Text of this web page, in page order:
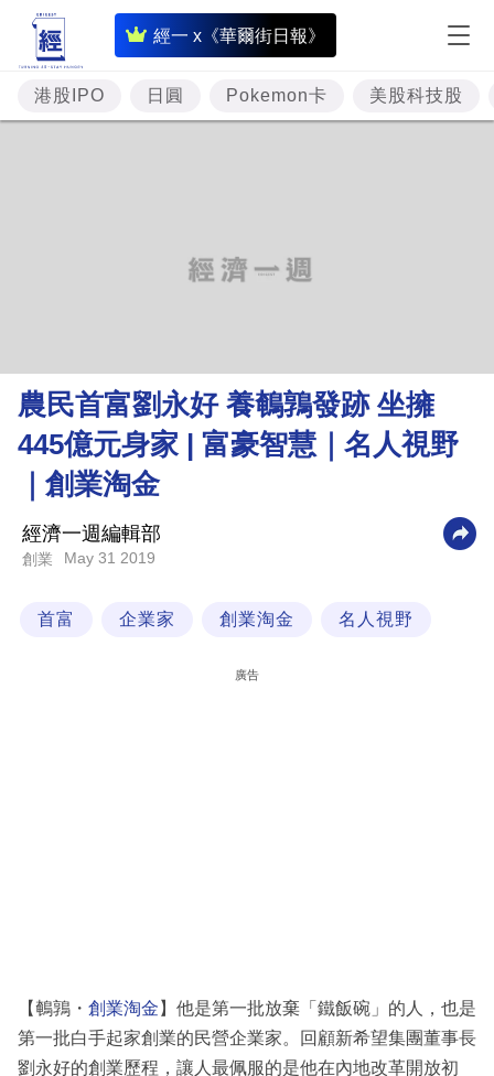
經一 x《華爾街日報》
即
時
財
經
理
財
商
業
科
技
場
港股IPO 日圓 Pokemon卡 美股科技股
農民首富劉永好 養鵪鶉發跡 坐擁
445億元身家 | 富豪智慧｜名人視野
｜創業淘金
經濟一週編輯部
創業 May 31 2019
首富 企業家 創業淘金 名人視野
廣告
【鵪鶉・ 創業淘金 】他是第一批放棄「鐵飯碗」的人，也是
第一批白手起家創業的民營企業家。回顧新希望集團董事長
劉永好的創業歷程，讓人最佩服的是他在內地改革開放初